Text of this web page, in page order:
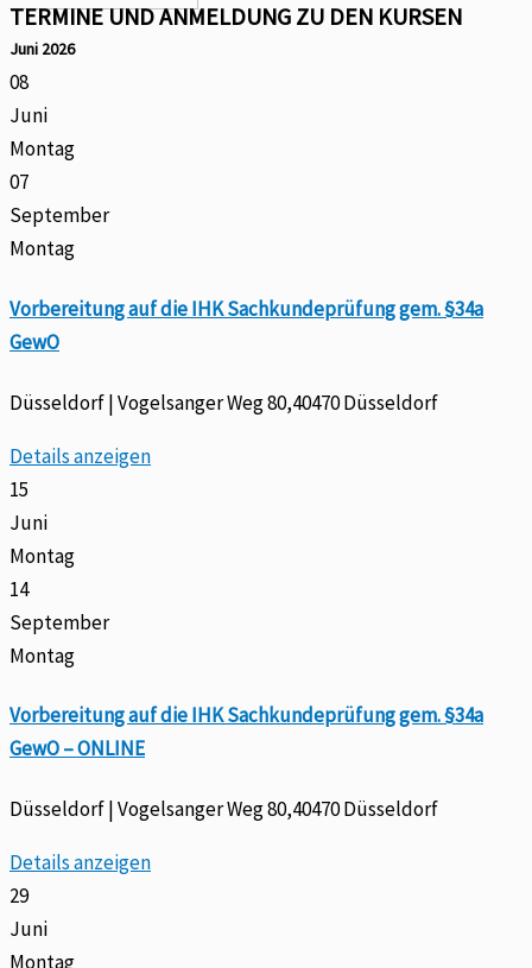
TERMINE UND ANMELDUNG ZU DEN KURSEN
Juni 2026
08
Juni
Montag
07
September
Montag
Vorbereitung auf die IHK Sachkundeprüfung gem. §34a
GewO
Düsseldorf | Vogelsanger Weg 80,40470 Düsseldorf
Details anzeigen
15
Juni
Montag
14
September
Montag
Vorbereitung auf die IHK Sachkundeprüfung gem. §34a
GewO – ONLINE
Düsseldorf | Vogelsanger Weg 80,40470 Düsseldorf
Details anzeigen
29
Juni
Montag